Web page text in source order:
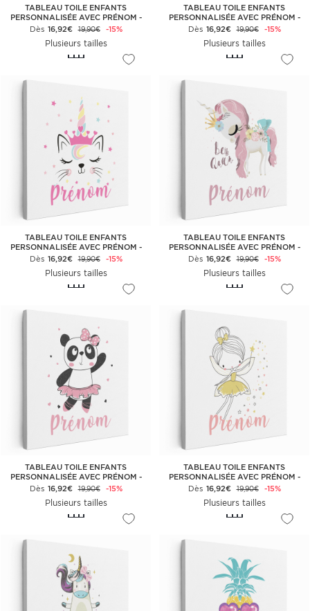
TABLEAU TOILE ENFANTS
PERSONNALISÉE AVEC PRÉNOM -
FLAMANTS ROSES
Dès 16,92€ 19,90€ -15%
Plusieurs tailles
TABLEAU TOILE ENFANTS
PERSONNALISÉE AVEC PRÉNOM -
FAON BE THE QUEEN
Dès 16,92€ 19,90€ -15%
Plusieurs tailles
TABLEAU TOILE ENFANTS
PERSONNALISÉE AVEC PRÉNOM -
CHAT LICORNE
Dès 16,92€ 19,90€ -15%
Plusieurs tailles
TABLEAU TOILE ENFANTS
PERSONNALISÉE AVEC PRÉNOM -
LICORNE BE THE QUEEN
Dès 16,92€ 19,90€ -15%
Plusieurs tailles
TABLEAU TOILE ENFANTS
PERSONNALISÉE AVEC PRÉNOM -
DANSEUSE PANDA
Dès 16,92€ 19,90€ -15%
Plusieurs tailles
TABLEAU TOILE ENFANTS
PERSONNALISÉE AVEC PRÉNOM -
FÉE
Dès 16,92€ 19,90€ -15%
Plusieurs tailles